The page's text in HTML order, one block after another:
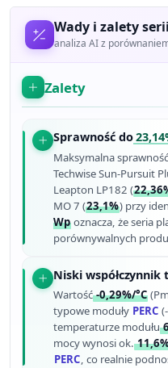
Wady i zalety serii
analiza AI z
Zalety
Sprawność do
Maksymalna
Techwise Sun-Pursuit
Leapton LP182 (
MO 7 (23,1%) przy
Wp oznacza, że seria
porównywalnych
Niski
Wartość-0,29%/°C
typowe moduły PERC
temperaturze modułu
mocy wynosi ok.
PERC, co realnie